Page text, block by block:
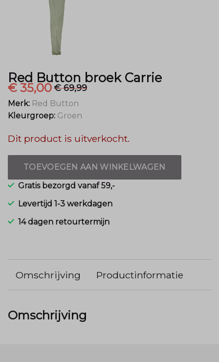
Red Button broek Carrie
€ 35,00€ 69,99
Merk: Red Button
Kleurgroep: Groen
Dit product is uitverkocht.
TOEVOEGEN AAN WINKELWAGEN
Gratis bezorgd vanaf 59,-
Levertijd 1-3 werkdagen
14 dagen retourtermijn
Omschrijving Productinformatie
Omschrijving